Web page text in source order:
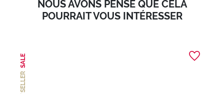
NOUS AVONS PENSÉ QUE CELA
POURRAIT VOUS INTÉRESSER
SALE